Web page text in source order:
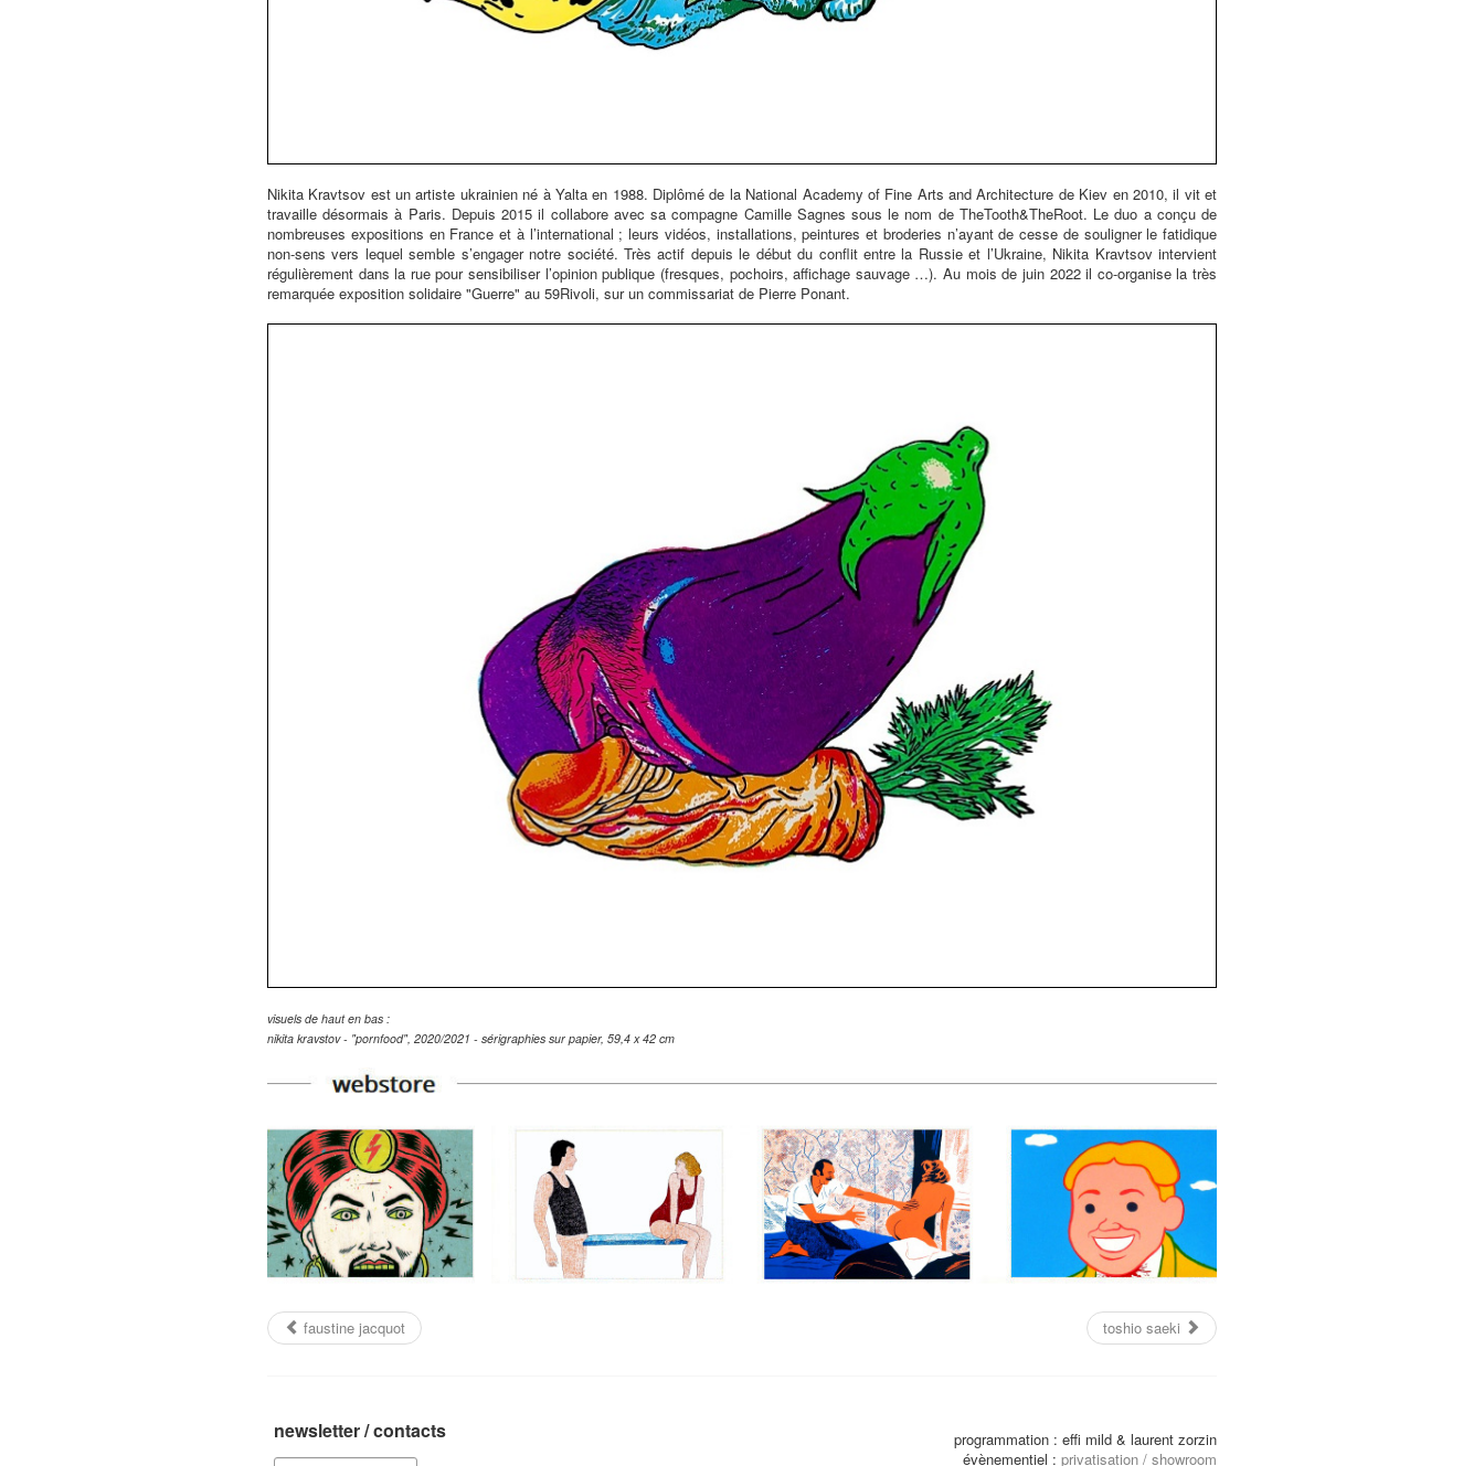
Nikita Kravtsov est un artiste ukrainien né à Yalta en 1988. Diplômé de la National Academy of Fine Arts and Architecture de Kiev en 2010, il vit et
travaille désormais à Paris. Depuis 2015 il collabore avec sa compagne Camille Sagnes sous le nom de TheTooth&TheRoot. Le duo a conçu de
nombreuses expositions en France et à l’international ; leurs vidéos, installations, peintures et broderies n’ayant de cesse de souligner le fatidique
non-sens vers lequel semble s’engager notre société. Très actif depuis le début du conflit entre la Russie et l’Ukraine, Nikita Kravtsov intervient
régulièrement dans la rue pour sensibiliser l’opinion publique (fresques, pochoirs, affichage sauvage …). Au mois de juin 2022 il co-organise la très
remarquée exposition solidaire "Guerre" au 59Rivoli, sur un commissariat de Pierre Ponant.
visuels de haut en bas :
nikita kravstov - "pornfood", 2020/2021 - sérigraphies sur papier, 59,4 x 42 cm
faustine jacquot toshio saeki
newsletter / contacts
programmation : effi mild & laurent zorzin
évènementiel : privatisation / showroom